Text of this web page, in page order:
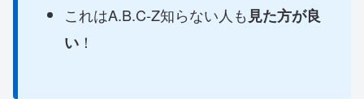
これはA.B.C-Z知らない人も 見た方が良
い！